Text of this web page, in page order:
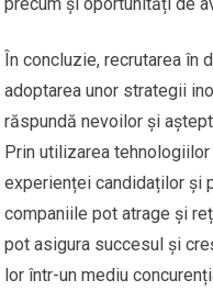
În concluzie, recrutarea în
adoptarea unor strategii
răspundă nevoilor și
Prin utilizarea
experienței candidaților și
companiile pot atrage și
pot asigura succesul și
lor într-un mediu